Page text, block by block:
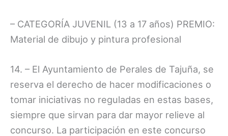
– CATEGORÍA JUVENIL (13 a 17 años) PREMIO:
Material de dibujo y pintura profesional
14. – El Ayuntamiento de Perales de Tajuña, se
reserva el derecho de hacer modificaciones o
tomar iniciativas no reguladas en estas bases,
siempre que sirvan para dar mayor relieve al
concurso. La participación en este concurso